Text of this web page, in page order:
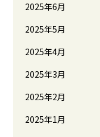
2025年6月
2025年5月
2025年4月
2025年3月
2025年2月
2025年1月